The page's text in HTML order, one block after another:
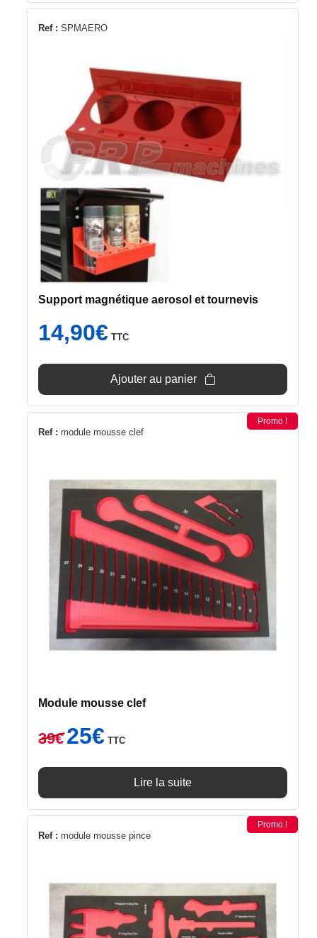
Ref : SPMAERO
Support magnétique aerosol et tournevis
14,90€ TTC
Ajouter au panier
Ref : module mousse clef
Promo !
Module mousse clef
39€
Le
prix
25€prix
TTC
Lire la suite
Ref : module mousse pince
Promo !